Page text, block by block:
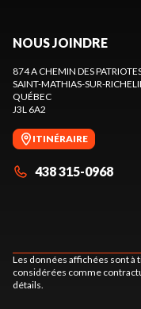
NOUS JOINDRE
874 A CHEMIN DES
SAINT-MATHIAS-SUR-
QUÉBEC
J3L 6A2
ITINÉRAIRE
438 315-0968
Les données affichées sont
considérées comme
détails.